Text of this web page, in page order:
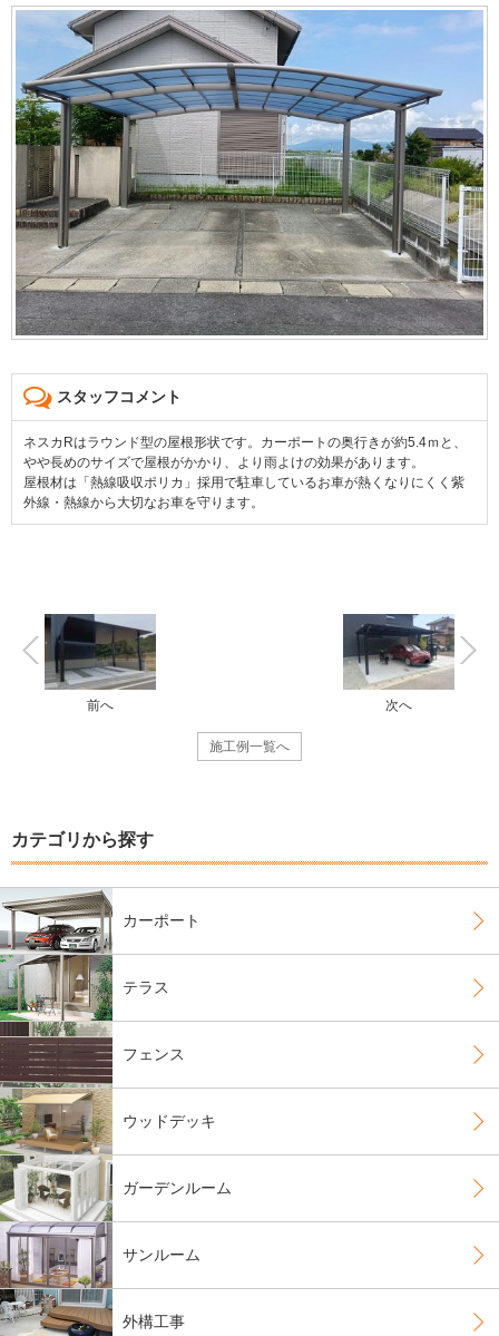
スタッフコメント
ネスカRはラウンド型の屋根形状です。カーポートの奥行きが約5.4ｍと、
やや長めのサイズで屋根がかかり、より雨よけの効果があります。
屋根材は「熱線吸収ポリカ」採用で駐車しているお車が熱くなりにくく紫
外線・熱線から大切なお車を守ります。
施工例一覧へ
前へ 次へ
カテゴリから探す
カーポート
テラス
フェンス
ウッドデッキ
ガーデンルーム
サンルーム
外構工事